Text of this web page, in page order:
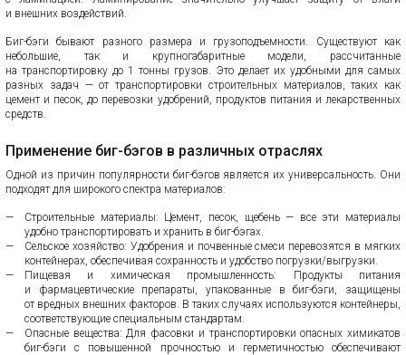
и внешних воздействий.
Биг-бэги бывают разного размера и грузоподъемности. Существуют как
небольшие, так и крупногабаритные модели, рассчитанные
на транспортировку до 1 тонны грузов. Это делает их удобными для самых
разных задач — от транспортировки строительных материалов, таких как
цемент и песок, до перевозки удобрений, продуктов питания и лекарственных
средств.
Применение биг-бэгов в различных отраслях
Одной из причин популярности биг-бэгов является их универсальность. Они
подходят для широкого спектра материалов:
Строительные материалы: Цемент, песок, щебень — все эти материалы
удобно транспортировать и хранить в биг-бэгах.
Сельское хозяйство: Удобрения и почвенные смеси перевозятся в мягких
контейнерах, обеспечивая сохранность и удобство погрузки/выгрузки.
Пищевая и химическая промышленность: Продукты питания
и фармацевтические препараты, упакованные в биг-бэги, защищены
от вредных внешних факторов. В таких случаях используются контейнеры,
соответствующие специальным стандартам.
Опасные вещества: Для фасовки и транспортировки опасных химикатов
биг-бэги с повышенной прочностью и герметичностью обеспечивают